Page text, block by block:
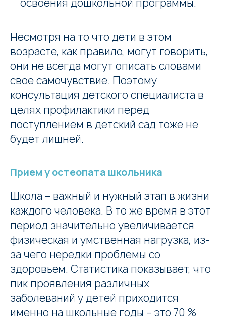
освоения дошкольной программы.
Несмотря на то что дети в этом
возрасте, как правило, могут говорить,
они не всегда могут описать словами
свое самочувствие. Поэтому
консультация детского специалиста в
целях профилактики перед
поступлением в детский сад тоже не
будет лишней.
Прием у остеопата школьника
Школа – важный и нужный этап в жизни
каждого человека. В то же время в этот
период значительно увеличивается
физическая и умственная нагрузка, из-
за чего нередки проблемы со
здоровьем. Статистика показывает, что
пик проявления различных
заболеваний у детей приходится
именно на школьные годы – это 70 %